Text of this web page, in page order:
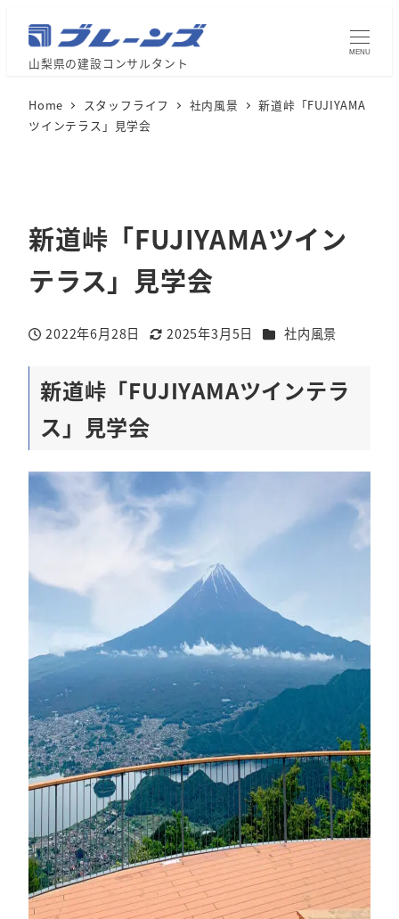
山梨県の建設コンサルタント
MENU
Home スタッフライフ 社内風景
新道峠「FUJIYAMA
ツインテラス」見学会
新道峠「FUJIYAMAツイン
テラス」見学会
投稿日
2022年6月28日
更新日
2025年3月5日 カテゴリー
社内風景
新道峠「FUJIYAMAツインテラ
ス」見学会